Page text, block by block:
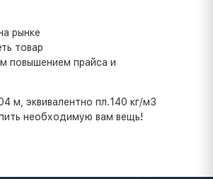
рынке
товар
повышением прайса и
м, эквивалентно пл.140 кг/м3
необходимую вам вещь!